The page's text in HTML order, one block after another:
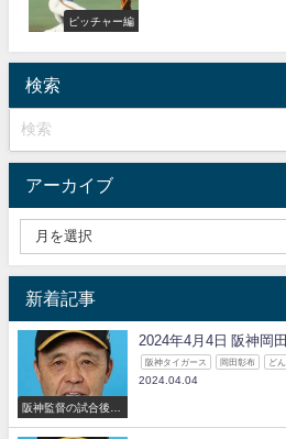
ピッチャー編
検索
アーカイブ
新着記事
阪神監督の試合後の
コメント
2024年4月4日 阪神岡
阪神タイガース 岡田彰布 どん
2024.04.04